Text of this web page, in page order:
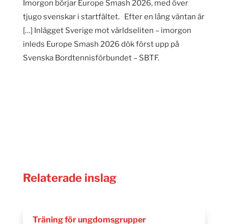
Imorgon börjar Europe Smash 2026, med över
tjugo svenskar i startfältet. Efter en lång väntan är
[…] Inlägget Sverige mot världseliten – imorgon
inleds Europe Smash 2026 dök först upp på
Svenska Bordtennisförbundet – SBTF.
Relaterade inslag
Träning för ungdomsgrupper